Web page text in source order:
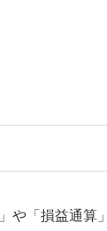
や「損益通算